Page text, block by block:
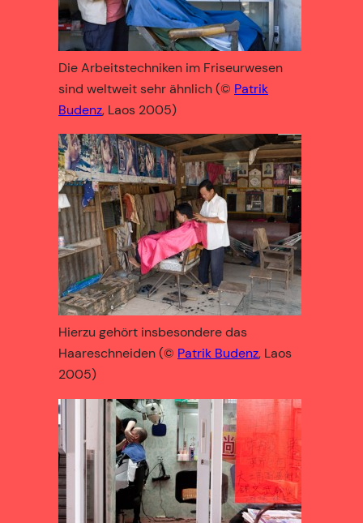
Die Arbeitstechniken im Friseurwesen
sind weltweit sehr ähnlich (© Patrik
Budenz, Laos 2005)
Hierzu gehört insbesondere das
Haareschneiden (© Patrik Budenz, Laos
2005)